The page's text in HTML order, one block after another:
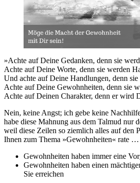
»Achte auf Deine Gedanken, denn sie
Achte auf Deine Worte, denn sie werden
Und achte auf Deine Handlungen, denn
Achte auf Deine Gewohnheiten, denn sie
Achte auf Deinen Charakter, denn er wird
Nein, keine Angst; ich gebe keine
habe diese Mahnung aus dem Talmud nur
weil diese Zeilen so ziemlich alles auf den
Ihnen zum Thema »Gewohnheiten« rate …
Gewohnheiten haben immer eine
Gewohnheiten haben einen
Sie erreichen